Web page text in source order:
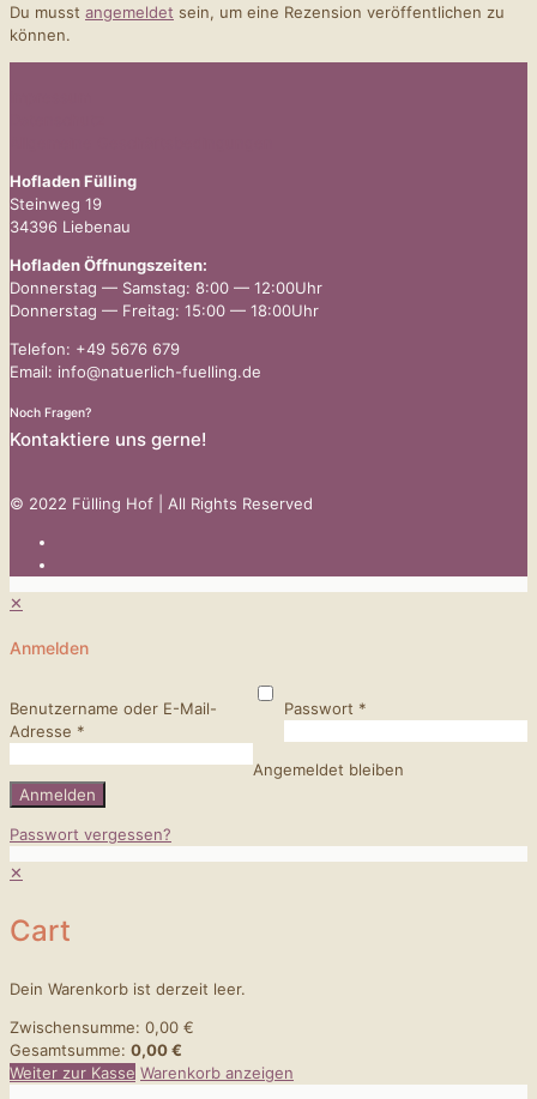
Du musst angemeldet sein, um eine Rezension veröffentlichen zu
können.
Hofladen Fülling
Steinweg 19
34396 Liebenau
Hofladen Öffnungszeiten:
Donnerstag — Samstag: 8:00 — 12:00Uhr
Donnerstag — Freitag: 15:00 — 18:00Uhr
Telefon: +49 5676 679
Email: info@natuerlich-fuelling.de
Noch Fragen?
Kontaktiere uns gerne!
© 2022 Fülling Hof | All Rights Reserved
✕
Anmelden
Benutzername oder E-Mail-
Adresse *
Passwort *
Angemeldet bleiben
Anmelden
Passwort vergessen?
✕
Cart
Dein Warenkorb ist derzeit leer.
Zwischensumme: 0,00 €
Gesamtsumme: 0,00€
Weiter zur Kasse Warenkorb anzeigen